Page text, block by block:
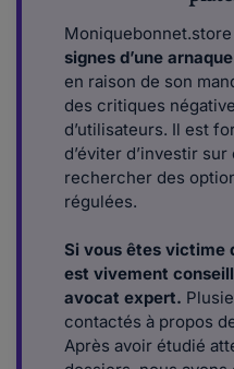
signes d’une
en raison de son
des critiques
d’utilisateurs. Il est
d’éviter d’investir
rechercher des
régulées.
Si vous êtes victime
est vivement
avocat expert.
contactés à propos
Après avoir étudié